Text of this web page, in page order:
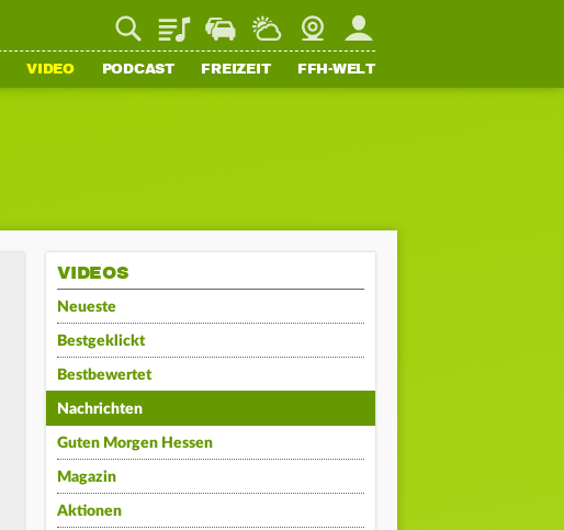
PlaylistStaupilotWetterWebcamMein FFH
VIDEO PODCAST FREIZEIT FFH-WELT
VIDEOS
Neueste
Bestgeklickt
Bestbewertet
Nachrichten
Guten Morgen Hessen
Magazin
Aktionen